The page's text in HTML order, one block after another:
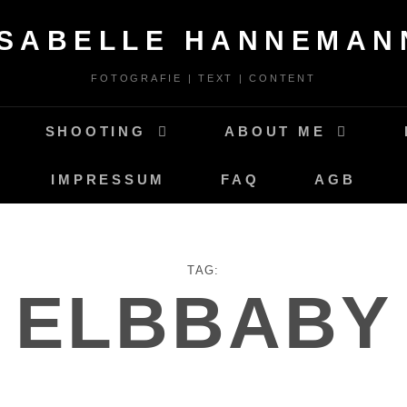
FOTOGRAFIE | TEXT | CONTENT
SHOOTING ABOUT ME
IMPRESSUM FAQ AGB
TAG:
ELBBABY